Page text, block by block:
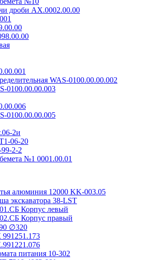
дроби АХ.0002.00.00
WAS-0100.00.00.002
0100.00.00.003
0100.00.00.005
2и
06-20
2-2
№1 0001.00.01
алюминия 12000 KK-003.05
экскаватора 38-LST
Корпус левый
Корпус правый
∅320
питания 10-302